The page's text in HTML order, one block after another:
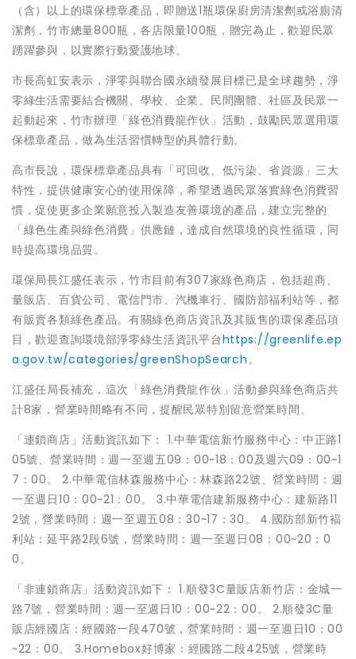
（含）以上的環保標章產品，即贈送1瓶環保廚房清潔劑或浴廁清
潔劑，竹市總量800瓶，各店限量100瓶，贈完為止，歡迎民眾
踴躍參與，以實際行動愛護地球。
市長高虹安表示，淨零與聯合國永續發展目標已是全球趨勢，淨
零綠生活需要結合機關、學校、企業、民間團體、社區及民眾一
起動起來，竹市辦理「綠色消費龍作伙」活動，鼓勵民眾選用環
保標章產品，做為生活習慣轉型的具體行動。
高市長說，環保標章產品具有「可回收、低污染、省資源」三大
特性，提供健康安心的使用保障，希望透過民眾落實綠色消費習
慣，促使更多企業願意投入製造友善環境的產品，建立完整的
「綠色生產與綠色消費」供應鏈，達成自然環境的良性循環，同
時提高環境品質。
環保局長江盛任表示，竹市目前有307家綠色商店，包括超商、
量販店、百貨公司、電信門市、汽機車行、國防部福利站等，都
有販賣各類綠色產品。有關綠色商店資訊及其販售的環保產品項
目，歡迎查詢環境部淨零綠生活資訊平台https://greenlife.ep
a.gov.tw/categories/greenShopSearch。
江盛任局長補充，這次「綠色消費龍作伙」活動參與綠色商店共
計8家，營業時間略有不同，提醒民眾特別留意營業時間。
「連鎖商店」活動資訊如下： 1.中華電信新竹服務中心：中正路1
05號、營業時間：週一至週五09：00~18：00及週六09：00~1
7：00。 2.中華電信林森服務中心：林森路22號、營業時間：週
一至週日10：00~21：00。 3.中華電信建新服務中心：建新路11
2號，營業時間：週一至週五08：30~17：30。 4.國防部新竹褔
利站：延平路2段6號，營業時間：週一至週日08：00~20：0
0。
「非連鎖商店」活動資訊如下： 1.順發3C量販店新竹店：金城一
路7號，營業時間：週一至週日10：00~22：00。 2.順發3C量
販店經國店：經國路一段470號，營業時間：週一至週日10：00
~22：00。 3.Homebox好博家：經國路二段425號，營業時